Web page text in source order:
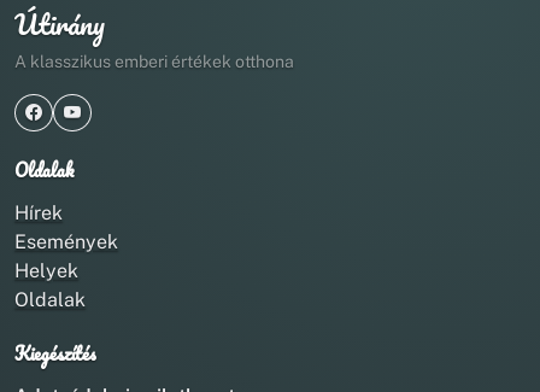
Útirány
A klasszikus emberi értékek otthona
Oldalak
Hírek
Események
Helyek
Oldalak
Kiegészítés